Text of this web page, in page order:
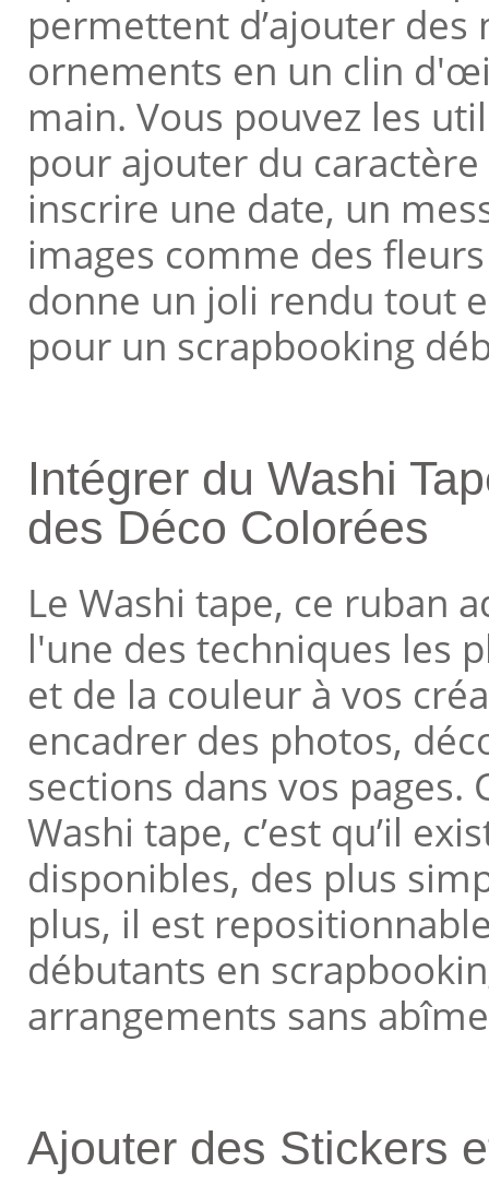
permettent d’ajouter
ornements en un clin
main. Vous pouvez les
pour ajouter du
inscrire une date, un
images comme des
donne un joli rendu tout
pour un scrapbooking
Intégrer du Washi
des Déco Colorées
Le Washi tape, ce ruban
l'une des techniques les
et de la couleur à vos
encadrer des photos,
sections dans vos pages.
Washi tape, c’est qu’il
disponibles, des plus
plus, il est
débutants en
arrangements sans
Ajouter des Stickers